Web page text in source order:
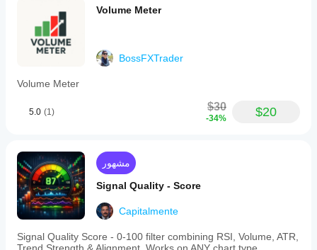
Volume Meter
BossFXTrader
Volume Meter
5.0 (1) $30
-34% $20
مشهور
Signal Quality - Score
Capitalmente
Signal Quality Score - 0-100 filter combining RSI, Volume, ATR,